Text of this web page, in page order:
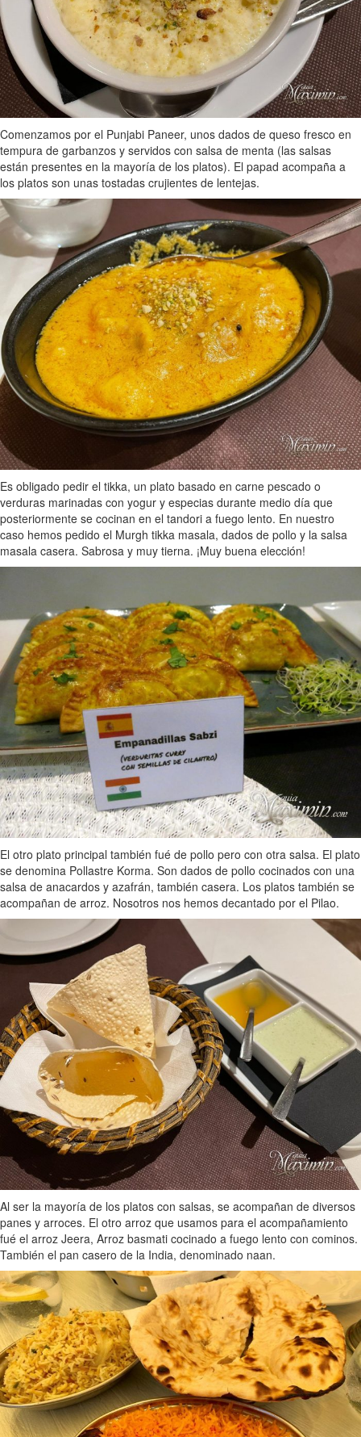
Comenzamos por el Punjabi Paneer, unos dados de queso fresco en
tempura de garbanzos y servidos con salsa de menta (las salsas
están presentes en la mayoría de los platos). El papad acompaña a
los platos son unas tostadas crujientes de lentejas.
Es obligado pedir el tikka, un plato basado en carne pescado o
verduras marinadas con yogur y especias durante medio día que
posteriormente se cocinan en el tandori a fuego lento. En nuestro
caso hemos pedido el Murgh tikka masala, dados de pollo y la salsa
masala casera. Sabrosa y muy tierna. ¡Muy buena elección!
El otro plato principal también fué de pollo pero con otra salsa. El plato
se denomina Pollastre Korma. Son dados de pollo cocinados con una
salsa de anacardos y azafrán, también casera. Los platos también se
acompañan de arroz. Nosotros nos hemos decantado por el Pilao.
Al ser la mayoría de los platos con salsas, se acompañan de diversos
panes y arroces. El otro arroz que usamos para el acompañamiento
fué el arroz Jeera, Arroz basmati cocinado a fuego lento con cominos.
También el pan casero de la India, denominado naan.